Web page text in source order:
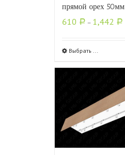
прямой орех 50мм
610 Р – 1,442 Р
Выбрать ...